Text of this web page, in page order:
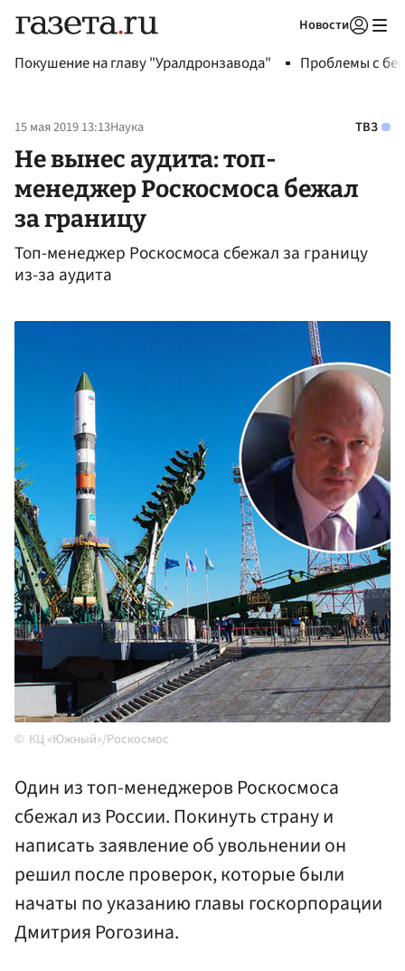
Новости
Покушение на главу "Уралдронзавода" Проблемы с
15 мая 2019 13:13Наука ТВЗ
Не вынес аудита: топ-
менеджер Роскосмоса бежал
за границу
Топ-менеджер Роскосмоса сбежал за границу
из-за аудита
КЦ «Южный»/Роскосмос
Один из топ-менеджеров Роскосмоса
сбежал из России. Покинуть страну и
написать заявление об увольнении он
решил после проверок, которые были
начаты по указанию главы госкорпорации
Дмитрия Рогозина.